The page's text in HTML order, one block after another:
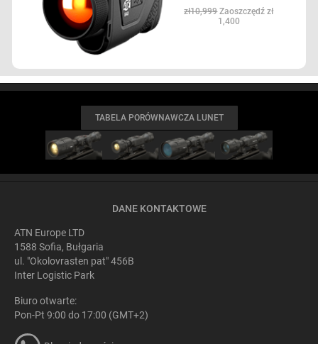
zł10,999Zaoszczędź zł
1,400
TABELA PORÓWNAWCZA LUNET
DANE KONTAKTOWE
ATN Europe LTD
1588 Sofia, Bułgaria
ul. "Okolovrasten pat" 456B
Inter Logistic Park
Biuro otwarte:
Pon-Pt 9:00 do 17:00 (GMT+2)